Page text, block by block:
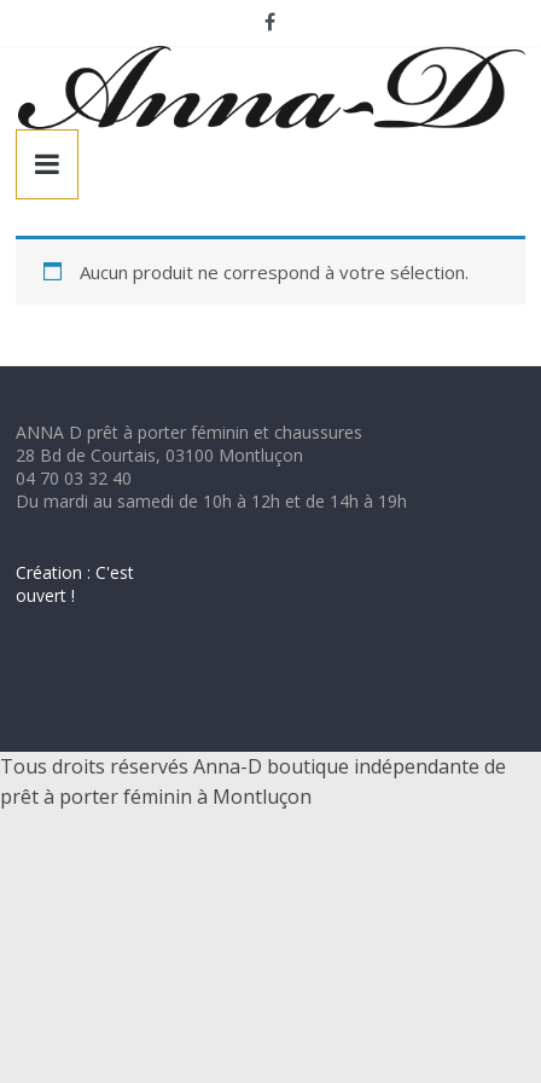
contenu
A
n
n
a
-
D
–
p
ê
t
Aucun produit ne correspond à votre sélection.
ANNA D prêt à porter féminin et chaussures
28 Bd de Courtais, 03100 Montluçon
04 70 03 32 40
Du mardi au samedi de 10h à 12h et de 14h à 19h
Création : C'est
ouvert !
Tous droits réservés Anna-D boutique indépendante de
prêt à porter féminin à Montluçon